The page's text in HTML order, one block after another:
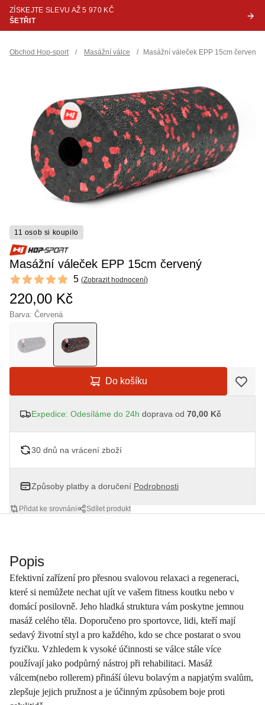
ZÍSKEJTE SLEVU AŽ 5 970 KČ
ŠETŘIT
Obchod Hop-sport / Masážní válce / Masážní váleček EPP 15cm červený
11 osob si koupilo
Masážní váleček EPP 15cm červený
Reviews
5 out of 5 stars 5 (Zobrazit hodnocení)
220,00 Kč
Barva: Červená
Do košíku
Expedice: Odesíláme do 24h doprava od 70,00 Kč
30 dnů na vrácení zboží
Způsoby platby a doručení Podrobnosti
Přidat ke srovnání Sdílet produkt
Popis
Efektivní zařízení pro přesnou svalovou relaxaci a regeneraci,
které si nemůžete nechat ujít ve vašem fitness koutku nebo v
domácí posilovně. Jeho hladká struktura vám poskytne jemnou
masáž celého těla. Doporučeno pro sportovce, lidi, kteří mají
sedavý životní styl a pro každého, kdo se chce postarat o svou
fyzičku. Vzhledem k vysoké účinnosti se válce stále více
používají jako podpůrný nástroj při rehabilitaci. Masáž
válcem(nebo rollerem) přináší úlevu bolavým a napjatým svalům,
zlepšuje jejich pružnost a je účinným způsobem boje proti